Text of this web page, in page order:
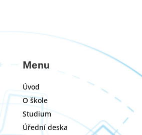
Menu
Úvod
O škole
Studium
Úřední deska